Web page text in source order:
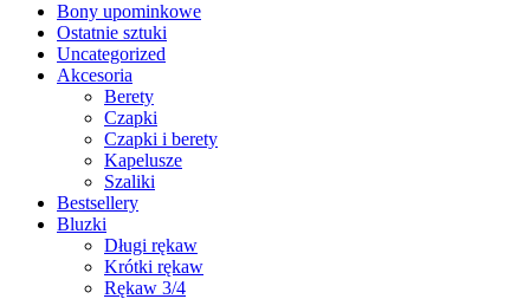
Bony upominkowe
Ostatnie sztuki
Uncategorized
Akcesoria
Berety
Czapki
Czapki i berety
Kapelusze
Szaliki
Bestsellery
Bluzki
Długi rękaw
Krótki rękaw
Rękaw 3/4